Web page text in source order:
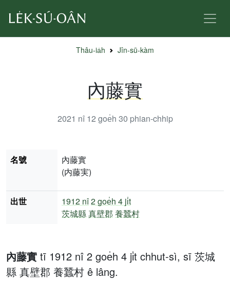
Thâu-ia̍h Jîn-sū-kàm
內藤實
2021 nî 12 goe̍h 30 phian-chhip
內藤實 tī 1912 nî 2 goe̍h 4 ji̍t chhut-sì, sī 茨城
縣 真壁郡 養蠶村 ê lâng.
名號
內藤實
(内藤実)
出世 1912 nî2 goe̍h 4 ji̍t
茨城縣真壁郡 養蠶村